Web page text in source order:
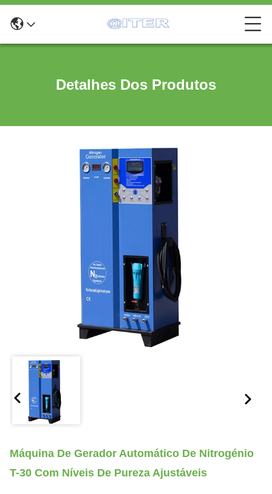
Detalhes Dos Produtos
Máquina De Gerador Automático De Nitrogénio
T-30 Com Níveis De Pureza Ajustáveis